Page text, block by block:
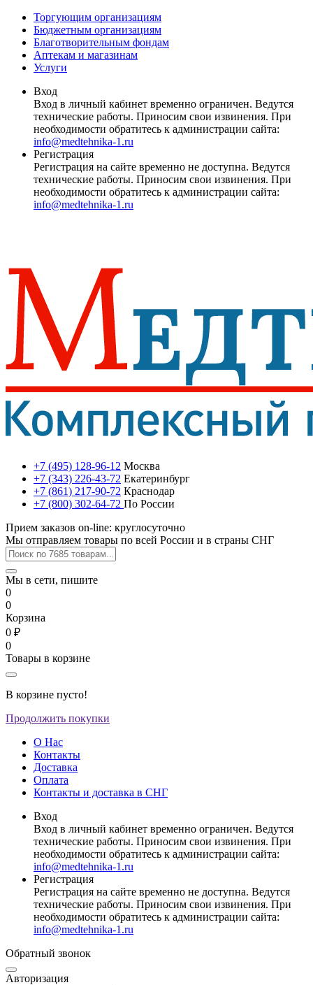
Торгующим организациям
Бюджетным организациям
Благотворительным фондам
Аптекам и магазинам
Услуги
Вход
Вход в личный кабинет временно ограничен. Ведутся
технические работы. Приносим свои извинения. При
необходимости обратитесь к администрации сайта:
info@medtehnika-1.ru
Регистрация
Регистрация на сайте временно не доступна. Ведутся
технические работы. Приносим свои извинения. При
необходимости обратитесь к администрации сайта:
info@medtehnika-1.ru
+7 (495) 128-96-12 Москва
+7 (343) 226-43-72 Екатеринбург
+7 (861) 217-90-72 Краснодар
+7 (800) 302-64-72 По России
Прием заказов on-line: круглосуточно
Мы отправляем товары по всей России и в страны СНГ
Мы в сети, пишите
0
0
Корзина
0 ₽
0
Товары в корзине
В корзине пусто!
Продолжить покупки
О Нас
Контакты
Доставка
Оплата
Контакты и доставка в СНГ
Вход
Вход в личный кабинет временно ограничен. Ведутся
технические работы. Приносим свои извинения. При
необходимости обратитесь к администрации сайта:
info@medtehnika-1.ru
Регистрация
Регистрация на сайте временно не доступна. Ведутся
технические работы. Приносим свои извинения. При
необходимости обратитесь к администрации сайта:
info@medtehnika-1.ru
Обратный звонок
Авторизация